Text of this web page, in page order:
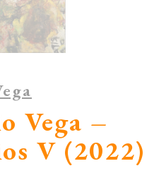
Vega –
V (2022)